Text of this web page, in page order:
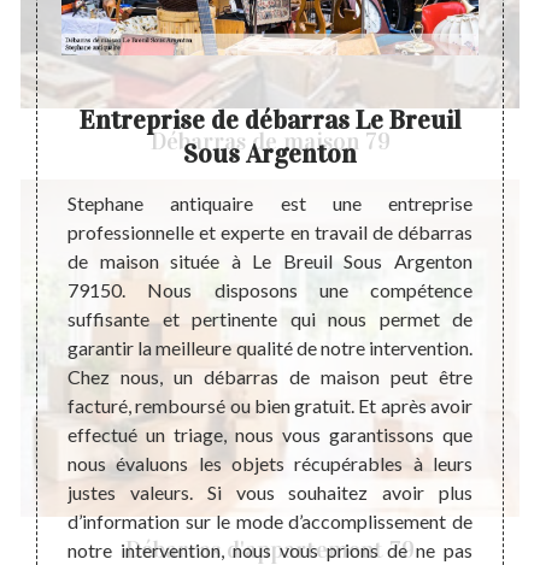
Débarras de maison 79
Débarras d'appartement 79
la
très
ne
des
de
pour
Entreprise de débarras Le Breuil
Sous Argenton
Stephane antiquaire est une entreprise
professionnelle et experte en travail de débarras
de maison située à Le Breuil Sous Argenton
79150. Nous disposons une compétence
suffisante et pertinente qui nous permet de
garantir la meilleure qualité de notre intervention.
Chez nous, un débarras de maison peut être
facturé, remboursé ou bien gratuit. Et après avoir
effectué un triage, nous vous garantissons que
nous évaluons les objets récupérables à leurs
justes valeurs. Si vous souhaitez avoir plus
d’information sur le mode d’accomplissement de
notre intervention, nous vous prions de ne pas
de
de
aux